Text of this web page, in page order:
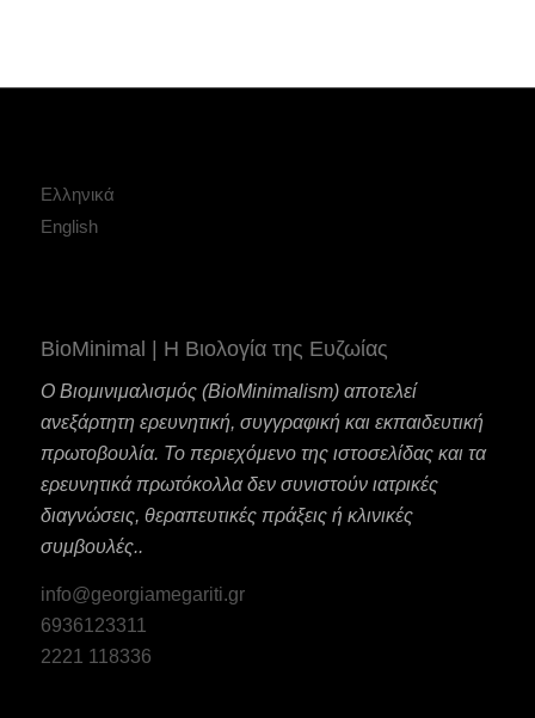
Ελληνικά
English
BioMinimal | Η Βιολογία της Ευζωίας
Ο Βιομινιμαλισμός (BioMinimalism) αποτελεί
ανεξάρτητη ερευνητική, συγγραφική και εκπαιδευτική
πρωτοβουλία. Το περιεχόμενο της ιστοσελίδας και τα
ερευνητικά πρωτόκολλα δεν συνιστούν ιατρικές
διαγνώσεις, θεραπευτικές πράξεις ή κλινικές
συμβουλές..
info@georgiamegariti.gr
6936123311
2221 118336